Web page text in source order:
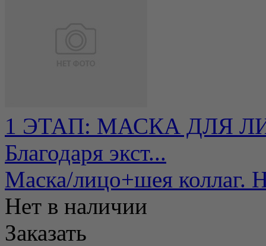
1 ЭТАП: МАСКА ДЛЯ
Благодаря экст...
Маска/лицо+шея коллаг.
Нет в наличии
Заказать